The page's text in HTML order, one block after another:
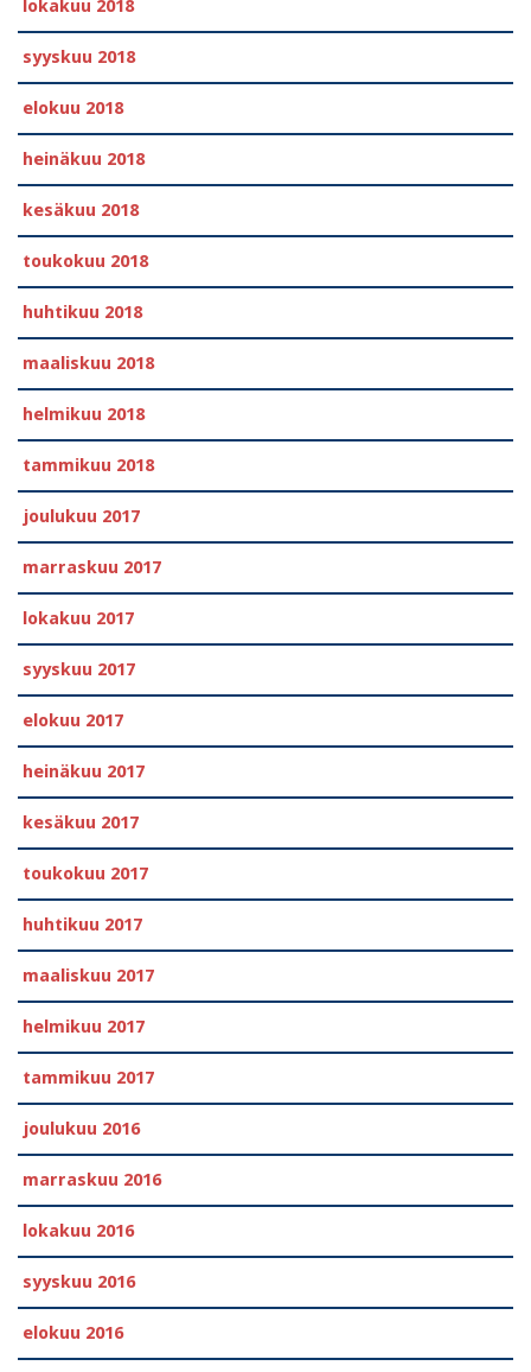
lokakuu 2018
syyskuu 2018
elokuu 2018
heinäkuu 2018
kesäkuu 2018
toukokuu 2018
huhtikuu 2018
maaliskuu 2018
helmikuu 2018
tammikuu 2018
joulukuu 2017
marraskuu 2017
lokakuu 2017
syyskuu 2017
elokuu 2017
heinäkuu 2017
kesäkuu 2017
toukokuu 2017
huhtikuu 2017
maaliskuu 2017
helmikuu 2017
tammikuu 2017
joulukuu 2016
marraskuu 2016
lokakuu 2016
syyskuu 2016
elokuu 2016